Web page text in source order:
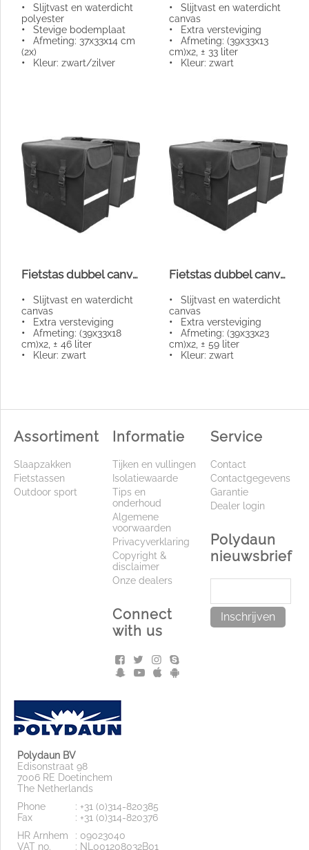
• Slijtvast en waterdicht
polyester
• Stevige bodemplaat
• Afmeting: 37x33x14 cm
(2x)
• Kleur: zwart/zilver
• Slijtvast en waterdicht
canvas
• Extra versteviging
• Afmeting: (39x33x13
cm)x2, ± 33 liter
• Kleur: zwart
Fietstas dubbel canvas groot
• Slijtvast en waterdicht
canvas
• Extra versteviging
• Afmeting: (39x33x18
cm)x2, ± 46 liter
• Kleur: zwart
Fietstas dubbel canvas extra groot
• Slijtvast en waterdicht
canvas
• Extra versteviging
• Afmeting: (39x33x23
cm)x2, ± 59 liter
• Kleur: zwart
Assortiment
Slaapzakken
Fietstassen
Outdoor sport
Informatie
Tijken en vullingen
Isolatiewaarde
Tips en
onderhoud
Algemene
voorwaarden
Privacyverklaring
Copyright &
disclaimer
Onze dealers
Connect
with us
Service
Contact
Contactgegevens
Garantie
Dealer login
Polydaun
nieuwsbrief
Inschrijven
Polydaun BV
Edisonstraat 98
7006 RE Doetinchem
The Netherlands
Phone
Fax
: +31 (0)314-820385
: +31 (0)314-820376
HR Arnhem
VAT no.
: 09023040
: NL001208032B01